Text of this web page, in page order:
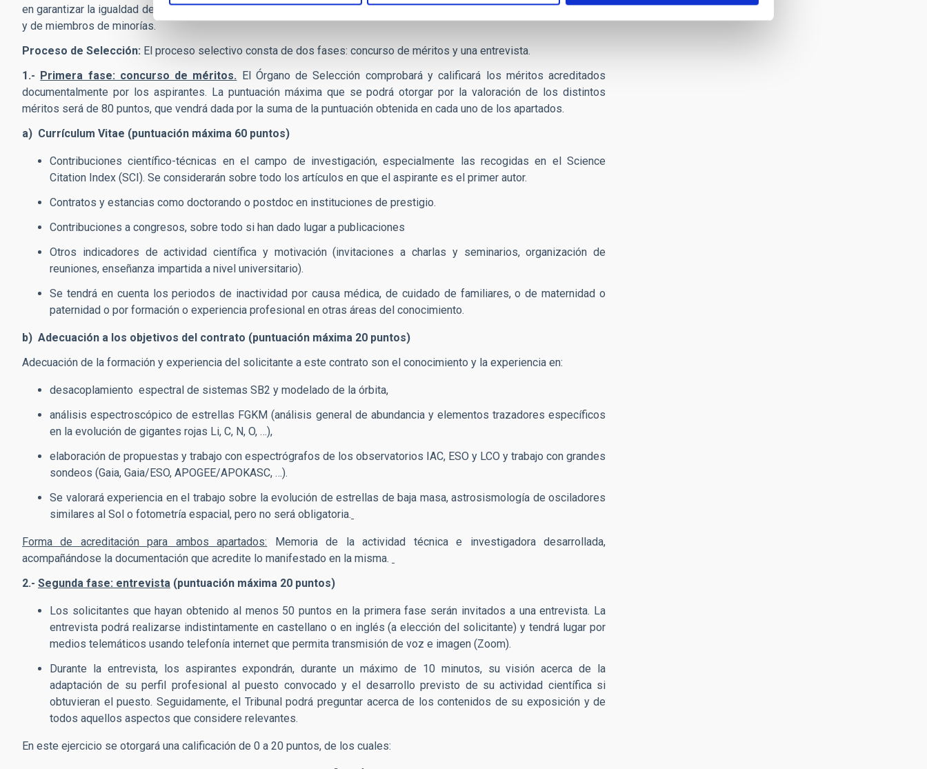
en garantizar la igualdad de oportunidades: animamos, en particular, las candidaturas por parte de mujeres investigadoras
y de miembros de minorías.
Proceso de Selección: El proceso selectivo consta de dos fases: concurso de méritos y una entrevista.
1.- Primera fase: concurso de méritos. El Órgano de Selección comprobará y calificará los méritos acreditados
documentalmente por los aspirantes. La puntuación máxima que se podrá otorgar por la valoración de los distintos
méritos será de 80 puntos, que vendrá dada por la suma de la puntuación obtenida en cada uno de los apartados.
a) Currículum Vitae (puntuación máxima 60 puntos)
Contribuciones científico-técnicas en el campo de investigación, especialmente las recogidas en el Science
Citation Index (SCI). Se considerarán sobre todo los artículos en que el aspirante es el primer autor.
Contratos y estancias como doctorando o postdoc en instituciones de prestigio.
Contribuciones a congresos, sobre todo si han dado lugar a publicaciones
Otros indicadores de actividad científica y motivación (invitaciones a charlas y seminarios, organización de
reuniones, enseñanza impartida a nivel universitario).
Se tendrá en cuenta los periodos de inactividad por causa médica, de cuidado de familiares, o de maternidad o
paternidad o por formación o experiencia profesional en otras áreas del conocimiento.
b) Adecuación a los objetivos del contrato (puntuación máxima 20 puntos)
Adecuación de la formación y experiencia del solicitante a este contrato son el conocimiento y la experiencia en:
desacoplamiento espectral de sistemas SB2 y modelado de la órbita,
análisis espectroscópico de estrellas FGKM (análisis general de abundancia y elementos trazadores específicos
en la evolución de gigantes rojas Li, C, N, O, …),
elaboración de propuestas y trabajo con espectrógrafos de los observatorios IAC, ESO y LCO y trabajo con grandes
sondeos (Gaia, Gaia/ESO, APOGEE/APOKASC, …).
Se valorará experiencia en el trabajo sobre la evolución de estrellas de baja masa, astrosismología de osciladores
similares al Sol o fotometría espacial, pero no será obligatoria.
Forma de acreditación para ambos apartados: Memoria de la actividad técnica e investigadora desarrollada,
acompañándose la documentación que acredite lo manifestado en la misma.
2.- Segunda fase: entrevista (puntuación máxima 20 puntos)
Los solicitantes que hayan obtenido al menos 50 puntos en la primera fase serán invitados a una entrevista. La
entrevista podrá realizarse indistintamente en castellano o en inglés (a elección del solicitante) y tendrá lugar por
medios telemáticos usando telefonía internet que permita transmisión de voz e imagen (Zoom).
Durante la entrevista, los aspirantes expondrán, durante un máximo de 10 minutos, su visión acerca de la
adaptación de su perfil profesional al puesto convocado y el desarrollo previsto de su actividad científica si
obtuvieran el puesto. Seguidamente, el Tribunal podrá preguntar acerca de los contenidos de su exposición y de
todos aquellos aspectos que considere relevantes.
En este ejercicio se otorgará una calificación de 0 a 20 puntos, de los cuales: